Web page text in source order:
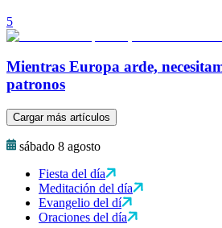
5
Mientras Europa arde,
patronos
Cargar más artículos
sábado 8 agosto
Fiesta del día
Meditación del día
Evangelio del dí
Oraciones del día